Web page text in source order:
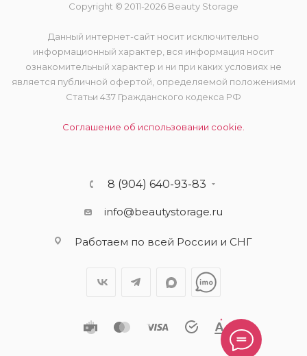
Copyright © 2011-2026 Beauty Storage
Данный интернет-сайт носит исключительно
информационный характер, вся информация носит
ознакомительный характер и ни при каких условиях не
является публичной офертой, определяемой положениями
Статьи 437 Гражданского кодекса РФ
Соглашение об использовании cookie.
8 (904) 640-93-83
info@beautystorage.ru
Работаем по всей России и СНГ